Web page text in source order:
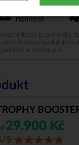
29.900 Kč
5
nosnost
košík je praktický
elektrickému invalidnímu
ho je možné pro...